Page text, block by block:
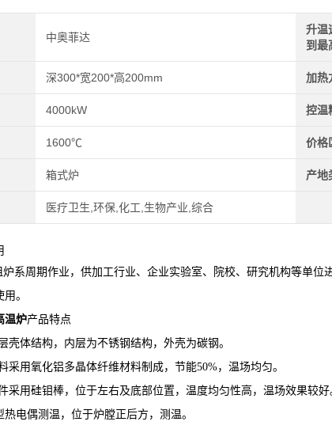
中奥菲达
升温
到最
深300*宽200*高200mm 加热
4000kW 控温
1600℃ 价格
箱式炉 产地
医疗卫生,环保,化工,生物产业,综合
系周期作业，供加工行业、企业实验室、院校、研究机构等单位
。
温炉产品特点
壳体结构，内层为不锈钢结构，外壳为碳钢。
采用氧化铝多晶体纤维材料制成，节能50%，温场均匀。
采用硅钼棒，位于左右及底部位置，温度均匀性高，温场效果较好
电偶测温，位于炉膛正后方，测温。